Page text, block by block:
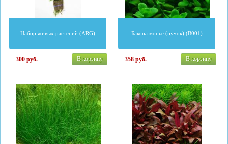
Набор живых растений (ARG)
300руб. В корзину
Бакопа монье (пучок) (B001)
358руб. В корзину